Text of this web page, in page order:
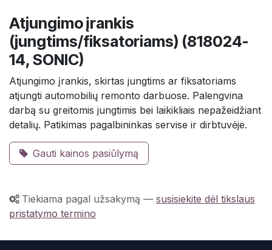
Atjungimo įrankis
(jungtims/fiksatoriams) (818024-
14, SONIC)
Atjungimo įrankis, skirtas jungtims ar fiksatoriams
atjungti automobilių remonto darbuose. Palengvina
darbą su greitomis jungtimis bei laikikliais nepažeidžiant
detalių. Patikimas pagalbininkas servise ir dirbtuvėje.
Gauti kainos pasiūlymą
Tiekiama pagal užsakymą — susisiekite dėl tikslaus
pristatymo termino